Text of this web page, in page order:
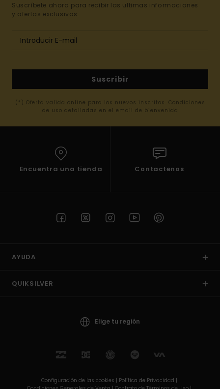
Suscríbete ahora para recibir las ultimas informaciones
y ofertas exclusivas.
Suscribir
(*) Oferta valida online para los nuevos inscritos. Condiciones
de uso detalladas en el email de bienvenida
Encuentra una tienda Contactenos
AYUDA
QUIKSILVER
Elige tu región
Configuración de las cookies | Política de Privacidad |